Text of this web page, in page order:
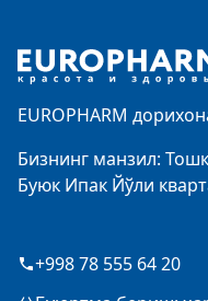
EUROPHARM
Бизнинг манзил:
Буюк Ипак Йўли
+998 78 555 64 20